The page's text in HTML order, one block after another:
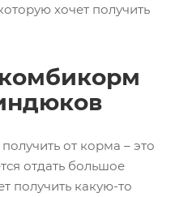
хочет получить
от корма – это
отдать большое
получить какую-то